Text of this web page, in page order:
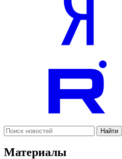
Найти
Материалы